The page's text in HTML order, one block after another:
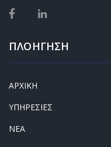
ΠΛΟΗΓΗΣΗ
ΑΡΧΙΚΗ
ΥΠΗΡΕΣΙΕΣ
ΝΕΑ